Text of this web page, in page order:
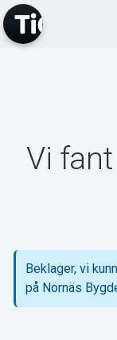
Vi
Beklager, vi
på Nornäs